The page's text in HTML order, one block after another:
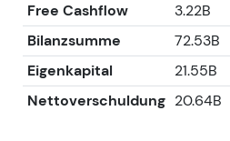
Free Cashflow
3.22B
Bilanzsumme
72.53B
Eigenkapital
21.55B
Nettoverschuldung 20.64B